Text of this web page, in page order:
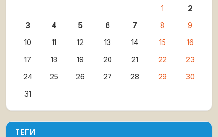
1
2
3
4 5 6 7 8
9
10
11 12 13 14 15
16
17
18 19 20 21 22
23
24
25 26 27 28 29
30
31
ТЕГИ